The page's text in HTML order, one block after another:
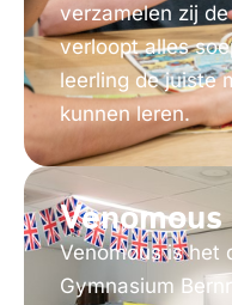
verzamelen zij
verloopt alles
leerling de juiste
kunnen leren.
Venomous
Venomous is het
Gymnasium